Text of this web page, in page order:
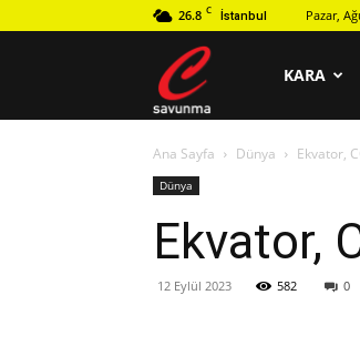
26.8 C İstanbul Pazar,
savunma
KARA
Ana Sayfa Dünya Ekvator,
Dünya
Ekvator,
12 Eylül 2023 582 0